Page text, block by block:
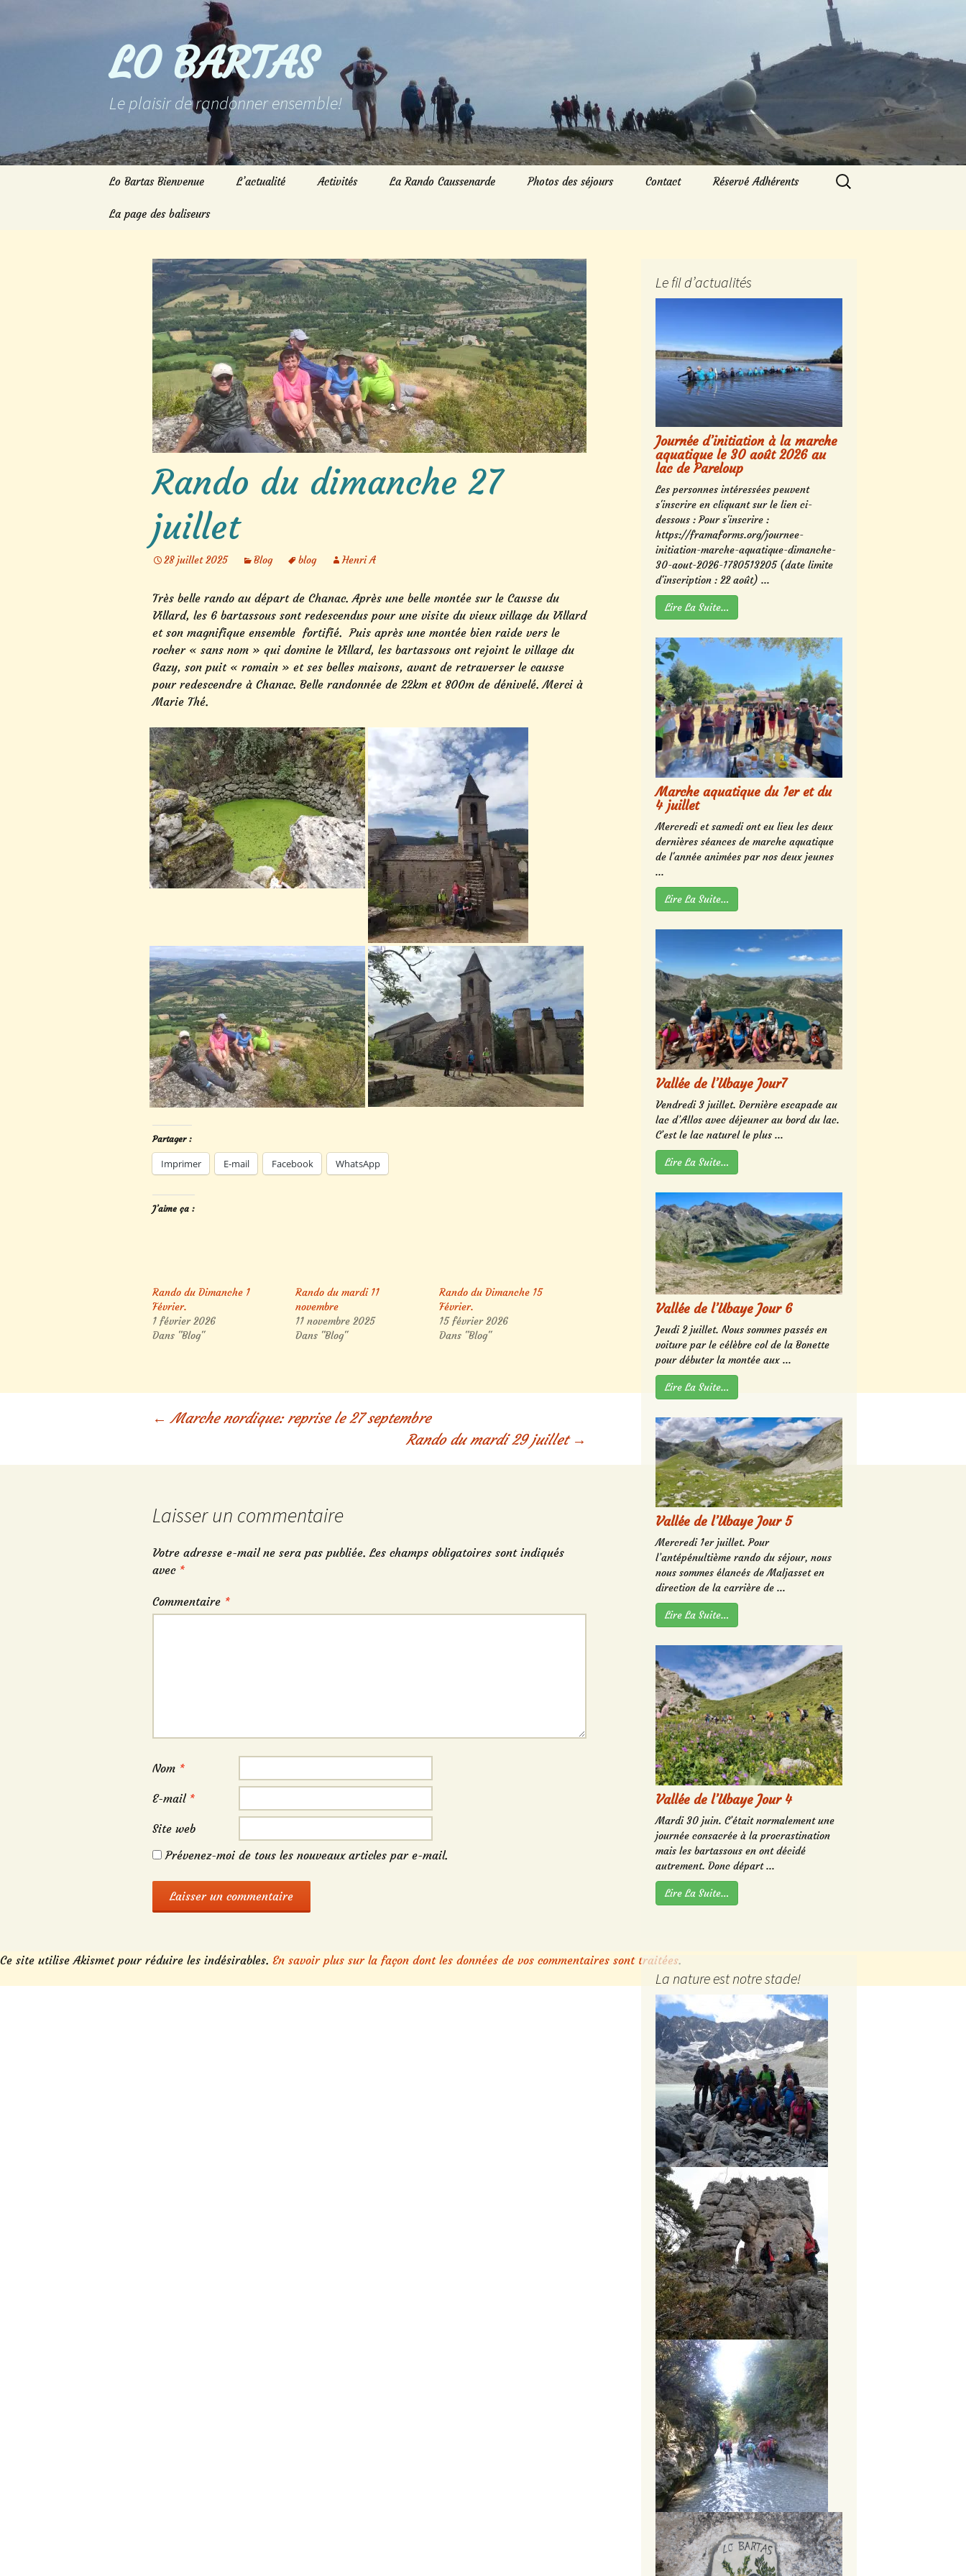
LO BARTAS
Le plaisir de randonner ensemble!
Lo Bartas Bienvenue L’actualité Activités
Randos du jeudi
Marche nordique
Marche aquatique
Séjours 2026
Autres activités
La Rando Caussenarde Photos des séjours Contact Réservé Adhérents
La page des baliseurs
Rechercher :
Rando du dimanche 27
juillet
28 juillet 2025 Blog blog Henri A
Très belle rando au départ de Chanac. Après une belle montée sur le Causse du
Villard, les 6 bartassous sont redescendus pour une visite du vieux village du Villard
et son magnifique ensemble fortifié. Puis après une montée bien raide vers le
rocher « sans nom » qui domine le Villard, les bartassous ont rejoint le village du
Gazy, son puit « romain » et ses belles maisons, avant de retraverser le causse
pour redescendre à Chanac. Belle randonnée de 22km et 800m de dénivelé. Merci à
Marie Thé.
Partager :
Imprimer E-mail Facebook WhatsApp
J’aime ça :
Rando du Dimanche 1
Février.
1 février 2026
Dans "Blog"
Rando du mardi 11
novembre
11 novembre 2025
Dans "Blog"
Rando du Dimanche 15
Février.
15 février 2026
Dans "Blog"
Navigation
des
← Marche nordique: reprise le 27 septembre
Rando du mardi 29 juillet →
Laisser un commentaire
Votre adresse e-mail ne sera pas publiée. Les champs obligatoires sont indiqués
avec *
Commentaire *
Nom *
E-mail *
Site web
Prévenez-moi de tous les nouveaux articles par e-mail.
Ce site utilise Akismet pour réduire les indésirables. En savoir plus sur la façon dont les données de vos commentaires sont traitées.
Le fil d’actualités
Journée d’initiation à la marche
aquatique le 30 août 2026 au
lac de Pareloup
Les personnes intéressées peuvent
s'inscrire en cliquant sur le lien ci-
dessous : Pour s'inscrire :
https://framaforms.org/journee-
initiation-marche-aquatique-dimanche-
30-aout-2026-1780513205 (date limite
d'inscription : 22 août) ...
Lire La Suite…
Marche aquatique du 1er et du
4 juillet
Mercredi et samedi ont eu lieu les deux
dernières séances de marche aquatique
de l'année animées par nos deux jeunes
...
Lire La Suite…
Vallée de l’Ubaye Jour7
Vendredi 3 juillet. Dernière escapade au
lac d’Allos avec déjeuner au bord du lac.
C’est le lac naturel le plus ...
Lire La Suite…
Vallée de l’Ubaye Jour 6
Jeudi 2 juillet. Nous sommes passés en
voiture par le célèbre col de la Bonette
pour débuter la montée aux ...
Lire La Suite…
Vallée de l’Ubaye Jour 5
Mercredi 1er juillet. Pour
l’antépénultième rando du séjour, nous
nous sommes élancés de Maljasset en
direction de la carrière de ...
Lire La Suite…
Vallée de l’Ubaye Jour 4
Mardi 30 juin. C’était normalement une
journée consacrée à la procrastination
mais les bartassous en ont décidé
autrement. Donc départ ...
Lire La Suite…
La nature est notre stade!